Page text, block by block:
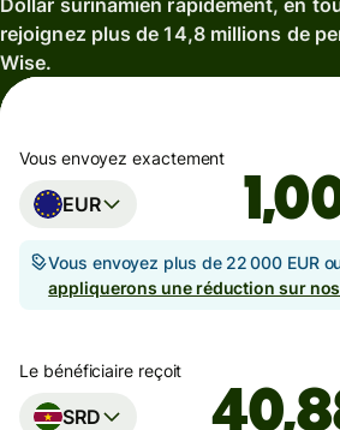
Dollar surinamien rapidement, en
rejoignez plus de 14,8 millions de
Wise.
Vous envoyez exactement
EUR
Vous envoyez plus de 22 000 EUR
appliquerons une réduction sur
Le bénéficiaire reçoit
SRD